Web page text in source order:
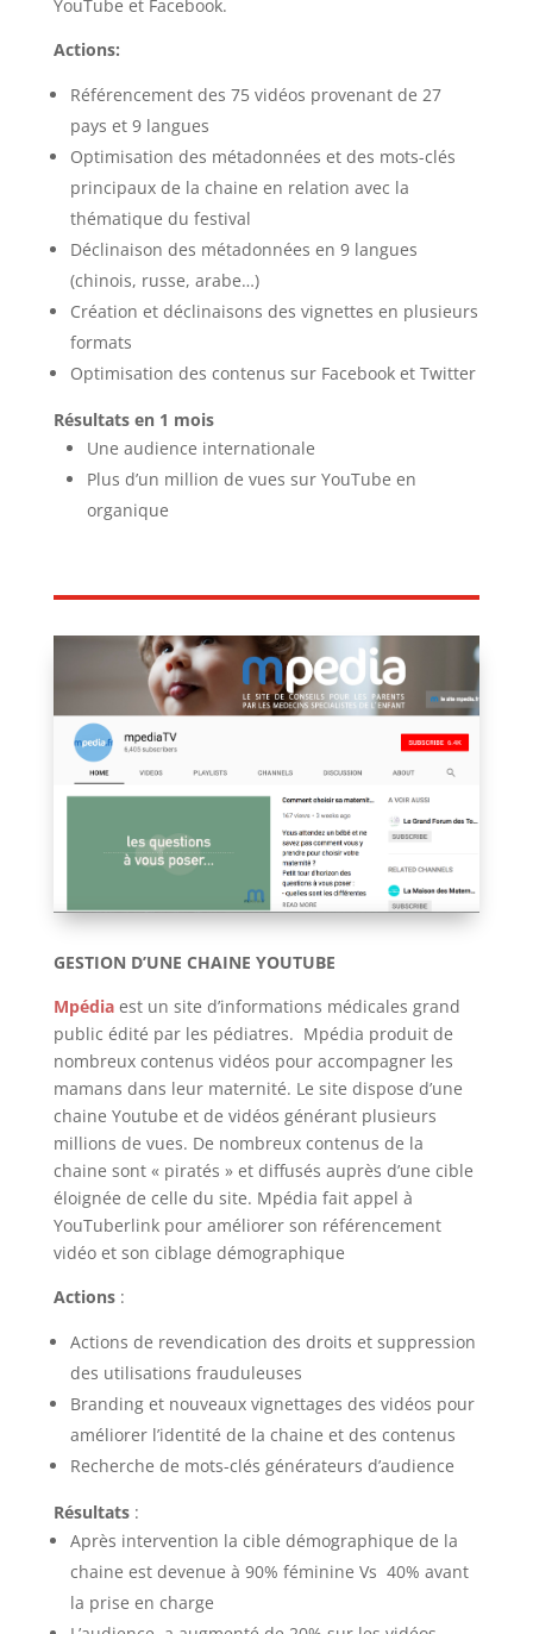
YouTube et Facebook.
Actions:
Référencement des 75 vidéos provenant de 27
pays et 9 langues
Optimisation des métadonnées et des mots-clés
principaux de la chaine en relation avec la
thématique du festival
Déclinaison des métadonnées en 9 langues
(chinois, russe, arabe…)
Création et déclinaisons des vignettes en plusieurs
formats
Optimisation des contenus sur Facebook et Twitter
Résultats en 1 mois
Une audience internationale
Plus d’un million de vues sur YouTube en
organique
GESTION D’UNE CHAINE YOUTUBE
Mpédiaest un site d’informations médicales grand
public édité par les pédiatres. Mpédia produit de
nombreux contenus vidéos pour accompagner les
mamans dans leur maternité. Le site dispose d’une
chaine Youtube et de vidéos générant plusieurs
millions de vues. De nombreux contenus de la
chaine sont « piratés » et diffusés auprès d’une cible
éloignée de celle du site. Mpédia fait appel à
YouTuberlink pour améliorer son référencement
vidéo et son ciblage démographique
Actions:
Actions de revendication des droits et suppression
des utilisations frauduleuses
Branding et nouveaux vignettages des vidéos pour
améliorer l’identité de la chaine et des contenus
Recherche de mots-clés générateurs d’audience
Résultats:
Après intervention la cible démographique de la
chaine est devenue à 90% féminine Vs 40% avant
la prise en charge